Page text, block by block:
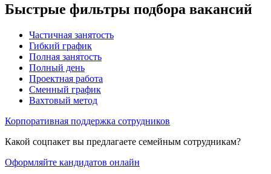
Быстрые фильтры подбора вакансий
Частичная занятость
Гибкий график
Полная занятость
Полный день
Проектная работа
Сменный график
Вахтовый метод
Корпоративная поддержка сотрудников
Какой соцпакет вы предлагаете семейным сотрудникам?
Оформляйте кандидатов онлайн